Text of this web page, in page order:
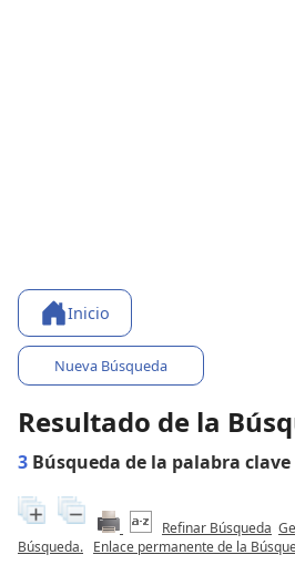
Inicio
Nueva Búsqueda
Resultado de la
3 Búsqueda de la palabra clave
Refinar Búsqueda
Búsqueda. Enlace permanente de la